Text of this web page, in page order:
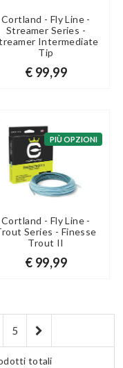
Cortland - Fly Line -
Streamer Series -
Intermediate
Tip
€ 99,99
PIÙ OPZIONI
Cortland - Fly Line -
Series - Finesse
Trout II
€ 99,99
5
totali